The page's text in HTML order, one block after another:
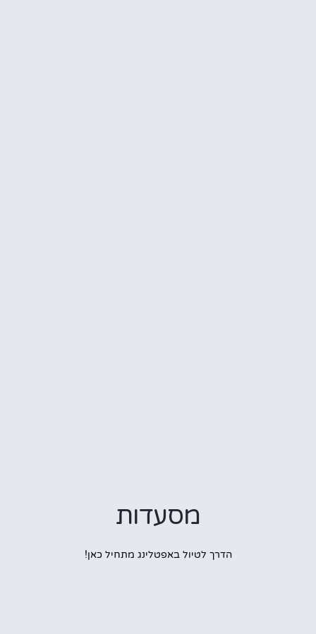
מסעדות
הדרך לטיול באפטלינג מתחיל כאן!